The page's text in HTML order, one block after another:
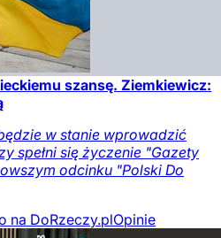
szansę. Ziemkiewicz:
w stanie wprowadzić
spełni się życzenie "Gazety
odcinku "Polski Do
na DoRzeczy.plOpinie